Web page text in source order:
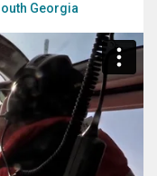
Georgia